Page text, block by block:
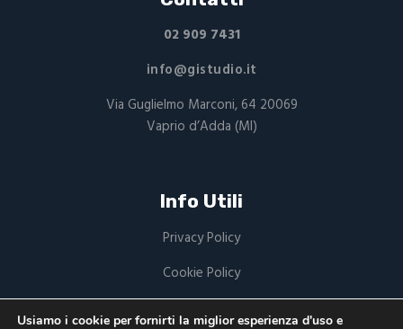
02 909 7431
info@gistudio.it
Via Guglielmo Marconi, 64 20069
Vaprio d’Adda (MI)
Info Utili
Privacy Policy
Cookie Policy
Usiamo i cookie per fornirti la miglior esperienza d'uso e